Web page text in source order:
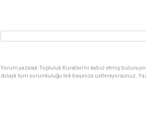
Yorum yazarak Topluluk Kuralları’nı kabul etmiş
dolaylı tüm sorumluluğu tek başınıza üstleniyorsunuz.